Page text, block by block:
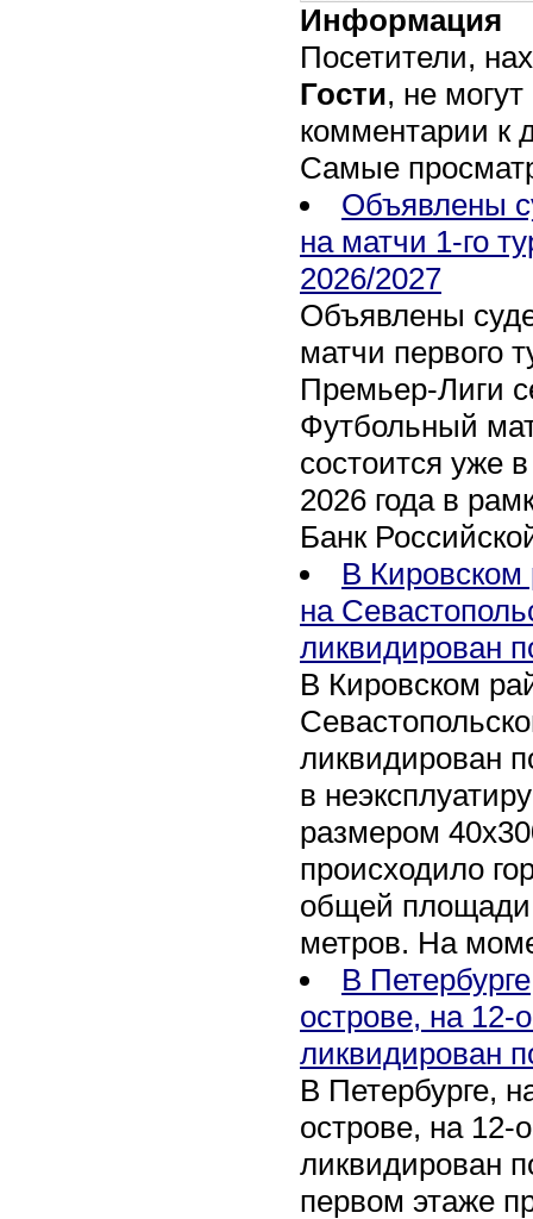
Информация
Посетители,
Гости, не
комментарии к
Самые
Объявлены
на матчи 1-го
2026/2027
Объявлены
матчи первого
Премьер-Лиги
Футбольный
состоится уже
2026 года в
Банк
В Кировском
на
ликвидирован
В Кировском
ликвидирован
в
размером
происходило
общей площади
метров. На
В
острове, на 12-
ликвидирован
В Петербурге,
острове, на 12-
ликвидирован
первом этаже